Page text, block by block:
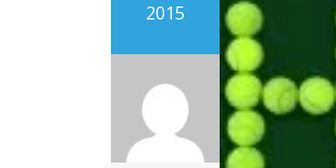
2015